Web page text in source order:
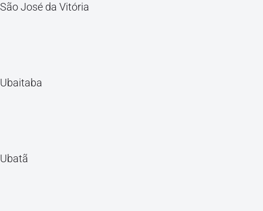
São José da Vitória
Ubaitaba
Ubatã